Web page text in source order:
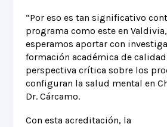
“Por eso es tan significativo
programa como este en
esperamos aportar con
formación académica de calidad
perspectiva crítica sobre los
configuran la salud mental en
Dr. Cárcamo.
Con esta acreditación, la